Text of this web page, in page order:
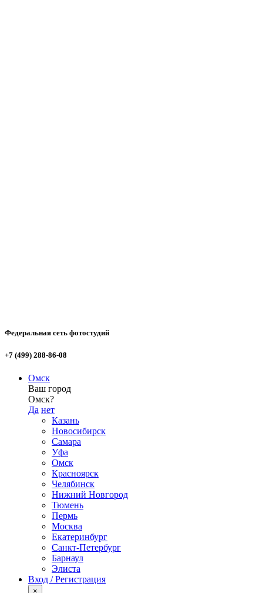
Федеральная сеть фотостудий
+7 (499) 288-86-08
Омск
Ваш город
Омск?
Да нет
Казань
Новосибирск
Самара
Уфа
Омск
Красноярск
Челябинск
Нижний Новгород
Тюмень
Пермь
Москва
Екатеринбург
Санкт-Петербург
Барнаул
Элиста
Вход / Регистрация
×